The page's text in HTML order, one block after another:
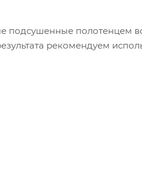
полотенцем
рекомендуем